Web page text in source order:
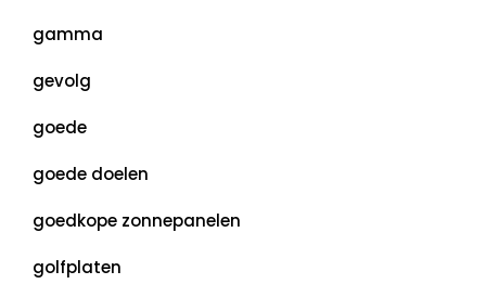
gamma
gevolg
goede
goede doelen
goedkope zonnepanelen
golfplaten